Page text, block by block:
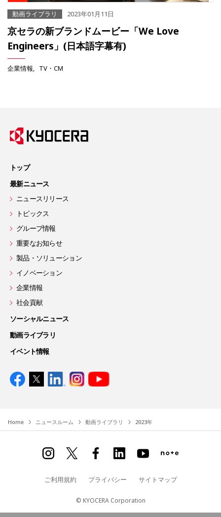
動画ライブラリ 2023年01月11日
京セラの新ブランドムービー「We Love
Engineers」(日本語字幕有)
企業情報 TV・CM
トップ
最新ニュース
ニュースリリース
トピックス
グループ情報
重要なお知らせ
製品・ソリューション
イノベーション
企業情報
社会貢献
ソーシャルニュース
動画ライブラリ
イベント情報
Home ニュースルーム 動画ライブラリ 2023年
ご利用規約 プライバシー サイトマップ
© KYOCERA Corporation